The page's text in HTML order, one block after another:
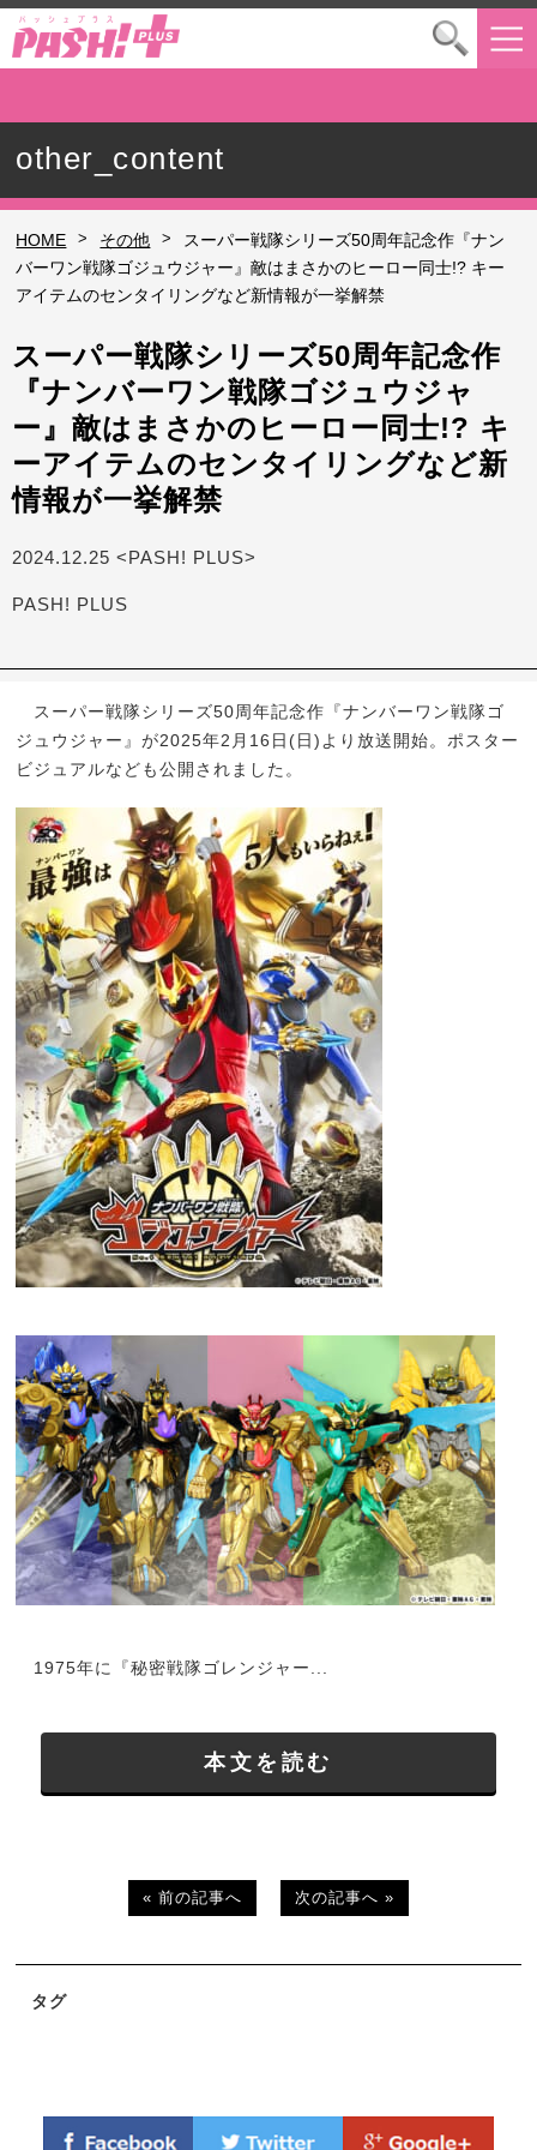
other_content
HOME > その他 >
スーパー戦隊シリーズ50周年記念作『ナン
バーワン戦隊ゴジュウジャー』敵はまさかのヒーロー同士!? キー
アイテムのセンタイリングなど新情報が一挙解禁
スーパー戦隊シリーズ50周年記念作
『ナンバーワン戦隊ゴジュウジャ
ー』敵はまさかのヒーロー同士!? キ
ーアイテムのセンタイリングなど新
情報が一挙解禁
2024.12.25 <PASH! PLUS>
PASH! PLUS
スーパー戦隊シリーズ50周年記念作『ナンバーワン戦隊ゴ
ジュウジャー』が2025年2月16日(日)より放送開始。ポスター
ビジュアルなども公開されました。
1975年に『秘密戦隊ゴレンジャー...
本文を読む
« 前の記事へ 次の記事へ »
タグ